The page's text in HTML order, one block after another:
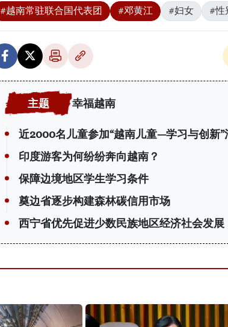
#越南常驻联合国代表团 #邓黄江 #妇女 #性
幸福越南
近2000名儿童参加“越南儿童—学习与创新”
印度游客为何纷纷奔向越南？
保障边境地区学生学习条件
奠边省逐步构建森林碳信用市场
西宁省优先促进少数民族地区经济社会发展